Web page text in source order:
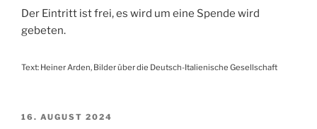
Der Eintritt ist frei, es wird um eine Spende wird
gebeten.
Text: Heiner Arden, Bilder über die Deutsch-Italienische Gesellschaft
VERÖFFENTLICHT
16. AUGUST 2024